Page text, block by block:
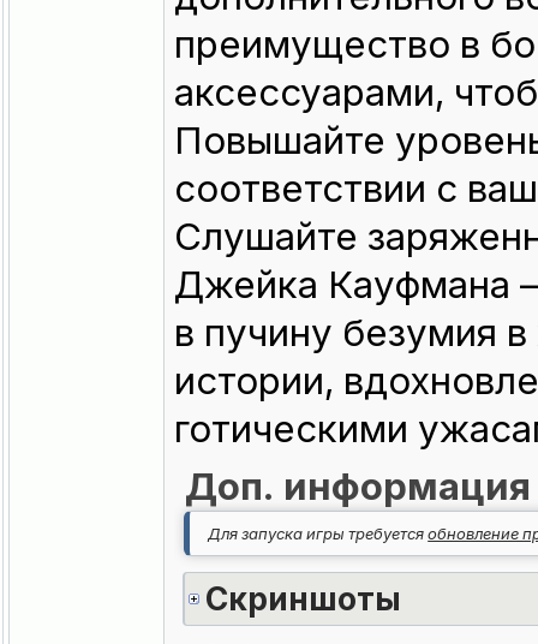
преимущество в
аксессуарами,
Повышайте
соответствии с
Слушайте
Джейка Кауфмана
в пучину безумия
истории,
готическими
Доп. информация
Для запуска игры требуетсяобновление
Скриншоты